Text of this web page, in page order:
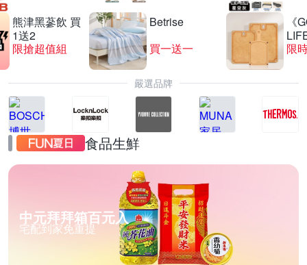
熊津黑蔘飲 買
1送2
限搶超值組
Betrise
買一送一
《
限
嚴選品牌
食品生鮮
中元拜拜箱百元入
宅配到家免重提